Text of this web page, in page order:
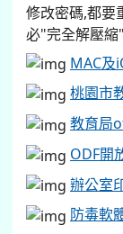
修改密碼,都
必"完全解壓
MAC及
桃園市
教育局
ODF開
辦公室
防毒軟